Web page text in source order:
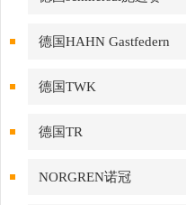
德国HAHN Gastfedern
德国TWK
德国TR
NORGREN诺冠